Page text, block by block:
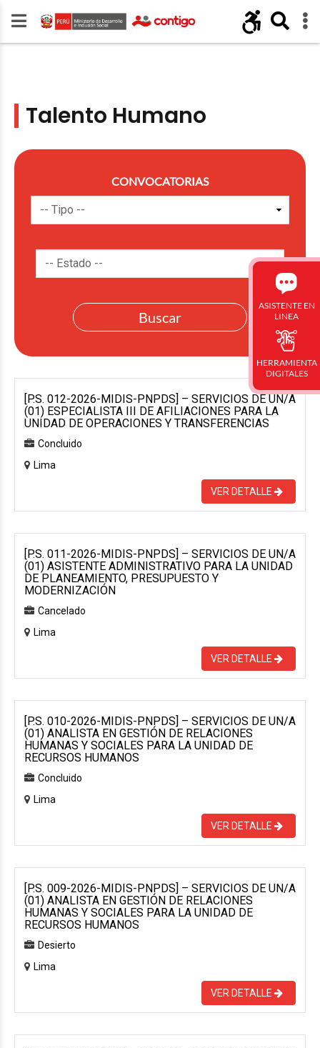
Talento Humano
CONVOCATORIAS
[P.S. 012-2026-MIDIS-PNPDS] – SERVICIOS DE UN/A
(01) ESPECIALISTA III DE AFILIACIONES PARA LA
UNIDAD DE OPERACIONES Y TRANSFERENCIAS
Concluido
Lima
VER DETALLE
[P.S. 011-2026-MIDIS-PNPDS] – SERVICIOS DE UN/A
(01) ASISTENTE ADMINISTRATIVO PARA LA UNIDAD
DE PLANEAMIENTO, PRESUPUESTO Y
MODERNIZACIÓN
Cancelado
Lima
VER DETALLE
[P.S. 010-2026-MIDIS-PNPDS] – SERVICIOS DE UN/A
(01) ANALISTA EN GESTIÓN DE RELACIONES
HUMANAS Y SOCIALES PARA LA UNIDAD DE
RECURSOS HUMANOS
Concluido
Lima
VER DETALLE
[P.S. 009-2026-MIDIS-PNPDS] – SERVICIOS DE UN/A
(01) ANALISTA EN GESTIÓN DE RELACIONES
HUMANAS Y SOCIALES PARA LA UNIDAD DE
RECURSOS HUMANOS
Desierto
Lima
VER DETALLE
ASISTENTE EN
LINEA
HERRAMIENTA
DIGITALES